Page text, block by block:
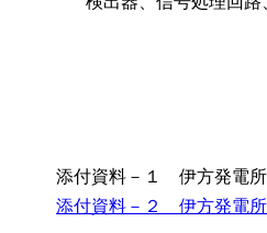
添付資料－１ 伊方発電
添付資料－２ 伊方発電所